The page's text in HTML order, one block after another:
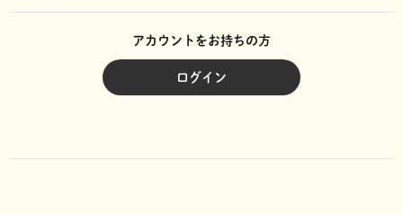
アカウントをお持ちの方
ログイン